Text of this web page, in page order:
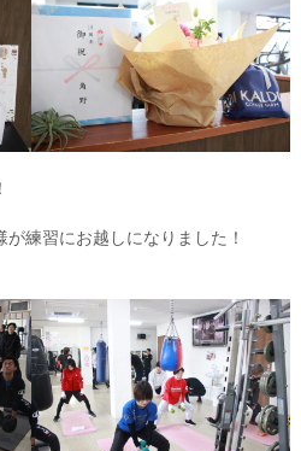
練習にお越しになりました！